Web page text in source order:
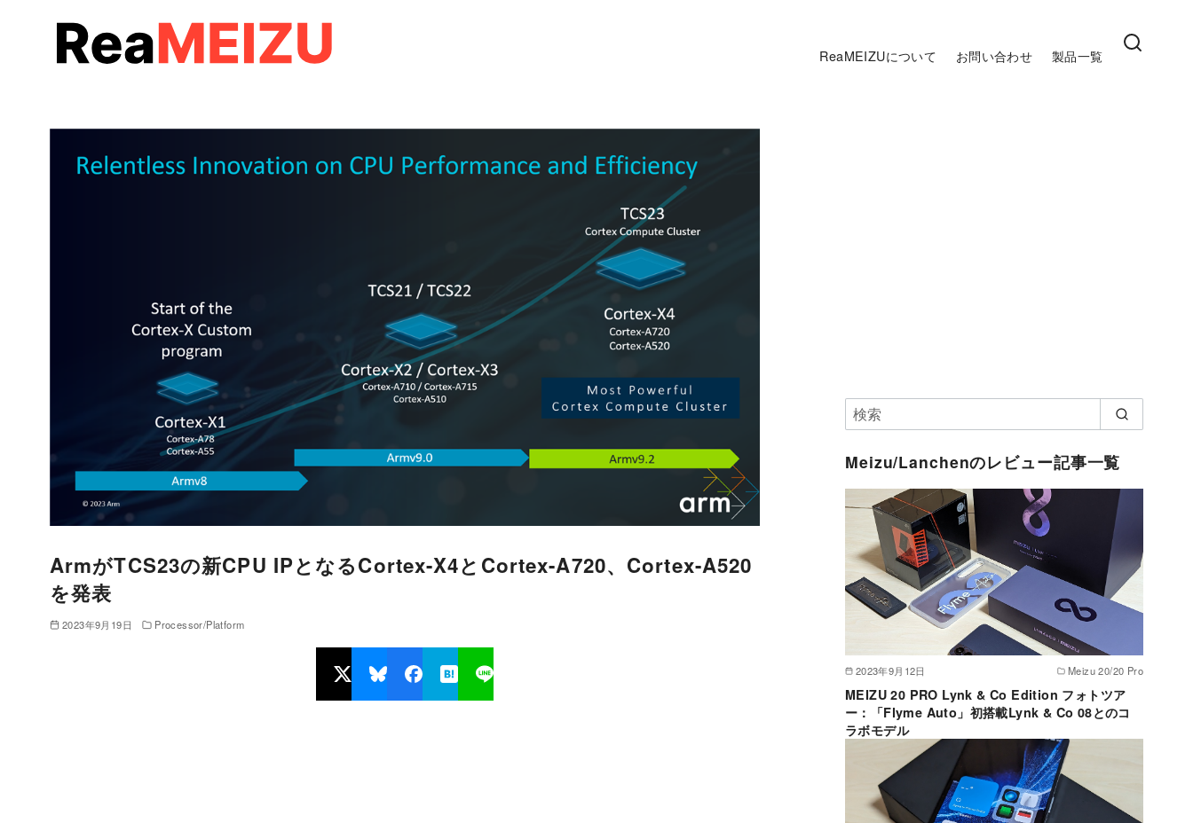
ReaMEIZUについて お問い合わせ 製品一覧
ArmがTCS23の新CPU IPとなるCortex-X4とCortex-A720、Cortex-A520
を発表
2023年9月19日 Processor/Platform
Meizu/Lanchenのレビュー記事一覧
2023年9月12日 Meizu 20/20 Pro
MEIZU 20 PRO Lynk & Co Edition フォトツア
ー：「Flyme Auto」初搭載Lynk & Co 08とのコ
ラボモデル